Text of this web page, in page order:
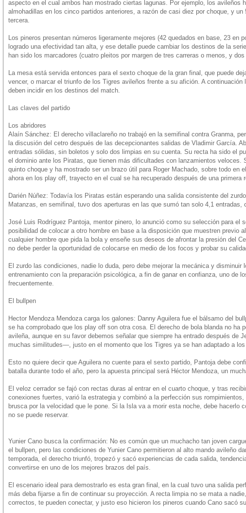
aspecto en el cual ambos han mostrado ciertas lagunas. Por ejemplo, los avileños
almohadillas en los cinco partidos anteriores, a razón de casi diez por choque, y un
tercera.
Los pineros presentan números ligeramente mejores (42 quedados en base, 23 en
logrado una efectividad tan alta, y ese detalle puede cambiar los destinos de la
han sido los marcadores (cuatro pleitos por margen de tres carreras o menos, y
La mesa está servida entonces para el sexto choque de la gran final, que puede
vencer, o marcar el triunfo de los Tigres avileños frente a su afición. A
deben incidir en los destinos del match.
Las claves del partido
Los abridores
Alaín Sánchez: El derecho villaclareño no trabajó en la semifinal contra Granma,
la discusión del cetro después de las decepcionantes salidas de Vladimir García.
entradas sólidas, sin boletos y solo dos limpias en su cuenta. Su recta ha sido el
el dominio ante los Piratas, que tienen más dificultades con lanzamientos veloces.
quinto choque y ha mostrado ser un brazo útil para Roger Machado, sobre todo en
ahora en los play off, trayecto en el cual se ha recuperado después de una primera
Darién Núñez: Todavía los Piratas están esperando una salida consistente del
Matanzas, en semifinal, tuvo dos aperturas en las que sumó tan solo 4,1 entradas,
José Luis Rodríguez Pantoja, mentor pinero, lo anunció como su selección para el
posibilidad de colocar a otro hombre en base a la disposición que muestren previo
cualquier hombre que pida la bola y enseñe sus deseos de afrontar la presión del
no debe perder la oportunidad de colocarse en medio de los focos y probar su
El zurdo las condiciones, nadie lo duda, pero debe mejorar la mecánica y disminuir
entrenamiento con la preparación psicológica, a fin de ganar en confianza, uno de
frecuentemente.
El bullpen
Hector Mendoza Mendoza carga los galones: Danny Aguilera fue el bálsamo del
se ha comprobado que los play off son otra cosa. El derecho de bola blanda no ha
avileña, aunque en su favor debemos señalar que siempre ha entrado después de
muchas similitudes—, justo en el momento que los Tigres ya se han adaptado a
Esto no quiere decir que Aguilera no cuente para el sexto partido, Pantoja debe
batalla durante todo el año, pero la apuesta principal será Héctor Mendoza, un
El veloz cerrador se fajó con rectas duras al entrar en el cuarto choque, y tras
conexiones fuertes, varió la estrategia y combinó a la perfección sus
brusca por la velocidad que le pone. Si la Isla va a morir esta noche, debe hacerlo
no se puede reservar.
Yunier Cano busca la confirmación: No es común que un muchacho tan joven
el bullpen, pero las condiciones de Yunier Cano permitieron al alto mando avileño
temporada, el derecho triunfó, tropezó y sacó experiencias de cada salida,
convertirse en uno de los mejores brazos del país.
El escenario ideal para demostrarlo es esta gran final, en la cual tuvo una salida
más deba fijarse a fin de continuar su proyección. A recta limpia no se mata a
correctos, te pueden conectar, y justo eso hicieron los pineros cuando Cano sacó